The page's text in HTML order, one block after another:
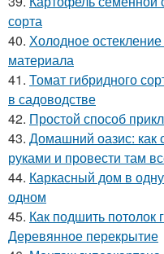
сорта
40. Холодное
материала
41. Томат гибридного
в садоводстве
42. Простой способ
43. Домашний оазис: как
руками и провести там
44. Каркасный дом в
одном
45. Как подшить потолок
Деревянное перекрытие